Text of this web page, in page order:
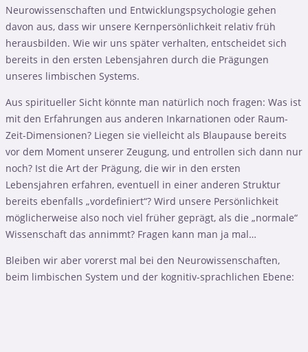
Neurowissenschaften und Entwicklungspsychologie gehen
davon aus, dass wir unsere Kernpersönlichkeit relativ früh
herausbilden. Wie wir uns später verhalten, entscheidet sich
bereits in den ersten Lebensjahren durch die Prägungen
unseres limbischen Systems.
Aus spiritueller Sicht könnte man natürlich noch fragen: Was ist
mit den Erfahrungen aus anderen Inkarnationen oder Raum-
Zeit-Dimensionen? Liegen sie vielleicht als Blaupause bereits
vor dem Moment unserer Zeugung, und entrollen sich dann nur
noch? Ist die Art der Prägung, die wir in den ersten
Lebensjahren erfahren, eventuell in einer anderen Struktur
bereits ebenfalls „vordefiniert“? Wird unsere Persönlichkeit
möglicherweise also noch viel früher geprägt, als die „normale“
Wissenschaft das annimmt? Fragen kann man ja mal…
Bleiben wir aber vorerst mal bei den Neurowissenschaften,
beim limbischen System und der kognitiv-sprachlichen Ebene: